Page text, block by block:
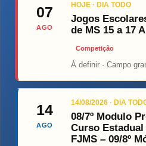
07
AGO
HOJE · DIA TODO
Jogos
de MS 15 a 17
Competição
Á definir · Campo
14
AGO
14/08/2026 · DIA
08/7º Modulo
Curso
FJMS – 09/8º